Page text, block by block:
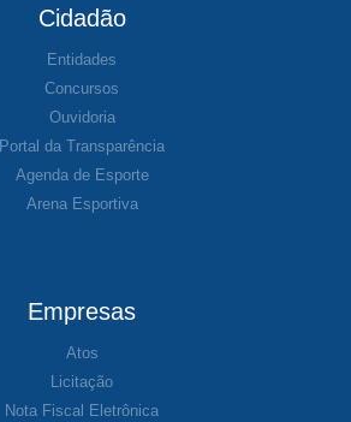
Cidadão
Entidades
Concursos
Ouvidoria
Portal da Transparência
Agenda de Esporte
Arena Esportiva
Empresas
Atos
Licitação
Nota Fiscal Eletrônica